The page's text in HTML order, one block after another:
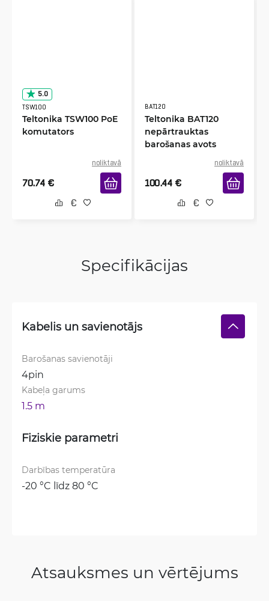
5.0
TSW100
Teltonika TSW100 PoE
komutators
noliktavā
70.74 €
BAT120
Teltonika BAT120
nepārtrauktas
barošanas avots
noliktavā
100.44 €
Specifikācijas
Kabelis un savienotājs
Barošanas savienotāji
4pin
Kabeļa garums
1.5 m
Fiziskie parametri
Darbības temperatūra
-20 °C līdz 80 °C
Atsauksmes un vērtējums